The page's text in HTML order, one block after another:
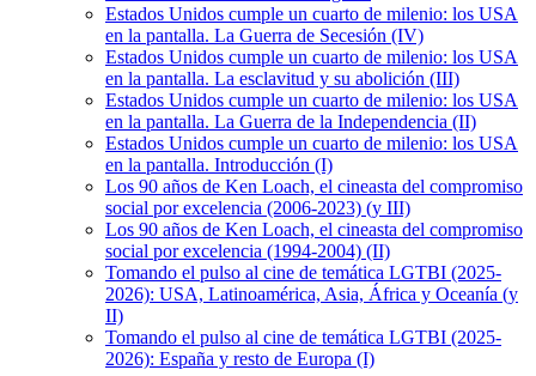
Estados Unidos cumple un cuarto de milenio: los USA
en la pantalla. La Guerra de Secesión (IV)
Estados Unidos cumple un cuarto de milenio: los USA
en la pantalla. La esclavitud y su abolición (III)
Estados Unidos cumple un cuarto de milenio: los USA
en la pantalla. La Guerra de la Independencia (II)
Estados Unidos cumple un cuarto de milenio: los USA
en la pantalla. Introducción (I)
Los 90 años de Ken Loach, el cineasta del compromiso
social por excelencia (2006-2023) (y III)
Los 90 años de Ken Loach, el cineasta del compromiso
social por excelencia (1994-2004) (II)
Tomando el pulso al cine de temática LGTBI (2025-
2026): USA, Latinoamérica, Asia, África y Oceanía (y
II)
Tomando el pulso al cine de temática LGTBI (2025-
2026): España y resto de Europa (I)